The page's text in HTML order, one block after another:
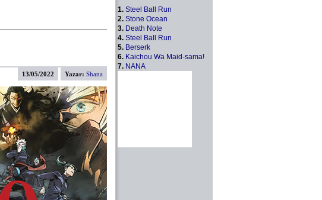
Yazar: Shana
13/05/2022
1. Steel Ball Run
2. Stone Ocean
3. Death Note
4. Steel Ball Run
5. Berserk
6. Kaichou Wa Maid-sama!
7. NANA